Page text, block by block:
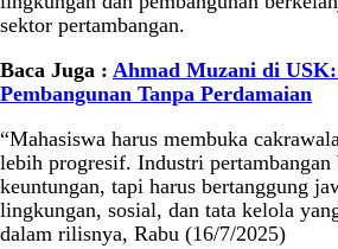
sektor pertambangan.
Baca Juga : Ahmad Muzani di
Pembangunan Tanpa Perdamaian
“Mahasiswa harus membuka
lebih progresif. Industri pertambangan
keuntungan, tapi harus bertanggung
lingkungan, sosial, dan tata kelola
dalam rilisnya, Rabu (16/7/2025)